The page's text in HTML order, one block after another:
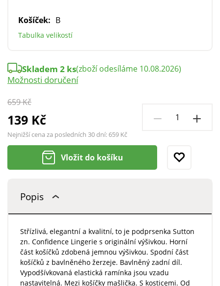
Košíček: B
Tabulka velikostí
659 Kč
139 Kč
Nejnižší cena za posledních 30 dní: 659 Kč
Skladem 2 ks(zboží odesíláme 10.08.2026)
Možnosti doručení
Vložit do košíku
Popis
Střízlivá, elegantní a kvalitní, to je podprsenka Sutton
zn. Confidence Lingerie s originální výšivkou. Horní
část košíčků zdobená jemnou výšivkou. Spodní část
košíčků z bavlněného žerzeje. Bavlněný zadní díl.
Vypodšívkovaná elastická ramínka jsou vzadu
nastavitelná. Mezi košíčky mašlička. S kosticemi. Od